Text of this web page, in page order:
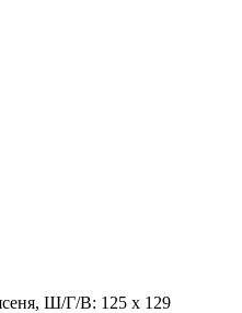
Ш/Г/В: 125 х 129